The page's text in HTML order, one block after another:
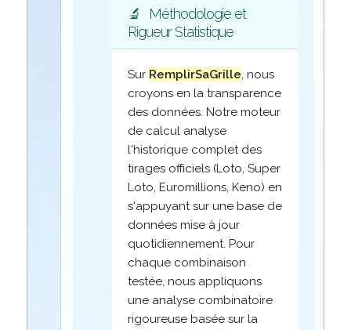
🔬
Méthodologie et
Rigueur Statistique
Sur RemplirSaGrille, nous
croyons en la transparence
des données. Notre moteur
de calcul analyse
l'historique complet des
tirages officiels (Loto, Super
Loto, Euromillions, Keno) en
s'appuyant sur une base de
données mise à jour
quotidiennement. Pour
chaque combinaison
testée, nous appliquons
une analyse combinatoire
rigoureuse basée sur la